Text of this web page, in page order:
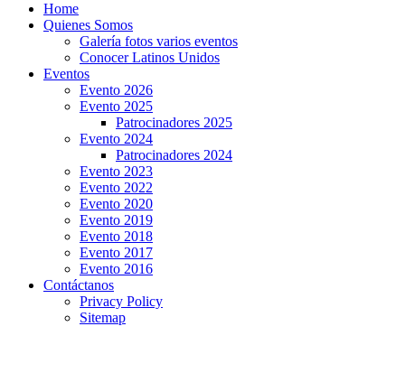
Home
Quienes Somos
Galería fotos varios eventos
Conocer Latinos Unidos
Eventos
Evento 2026
Evento 2025
Patrocinadores 2025
Evento 2024
Patrocinadores 2024
Evento 2023
Evento 2022
Evento 2020
Evento 2019
Evento 2018
Evento 2017
Evento 2016
Contáctanos
Privacy Policy
Sitemap